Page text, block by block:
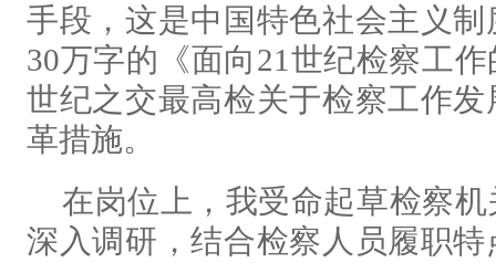
手段，这是中国特色社会主义
30万字的《面向21世纪检察工
世纪之交最高检关于检察工作
革措施。
在岗位上，我受命起草检察
深入调研，结合检察人员履职